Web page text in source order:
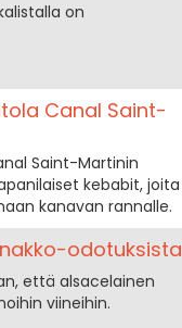
on
Canal Saint-
Saint-Martinin
kebabit, joita
kanavan rannalle.
odotuksista
että alsacelainen
viineihin.